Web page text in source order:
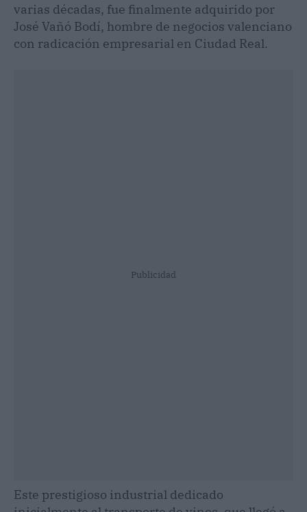
varias décadas, fue finalmente adquirido por
José Vañó Bodí, hombre de negocios valenciano
con radicación empresarial en Ciudad Real.
Publicidad
Este prestigioso industrial dedicado